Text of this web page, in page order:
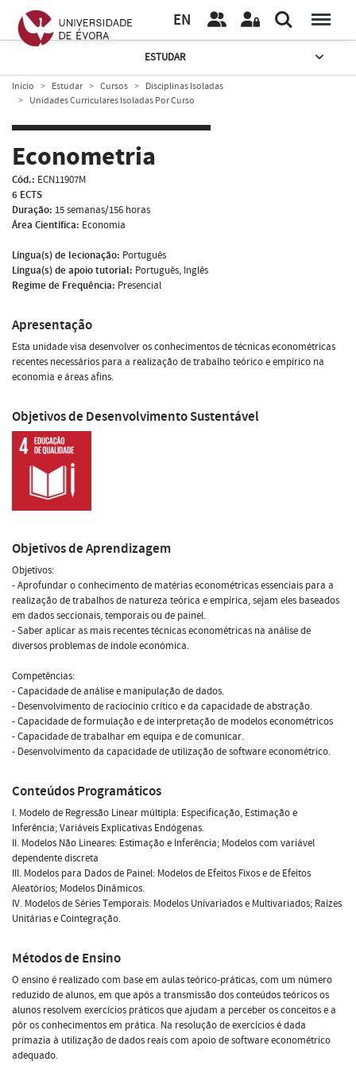
EN
ESTUDAR
Início Estudar Cursos
Disciplinas Isoladas
Unidades Curriculares Isoladas Por Curso
Econometria
Cód.: ECN11907M
6 ECTS
Duração: 15 semanas/156 horas
Área Científica: Economia
Língua(s) de lecionação: Português
Língua(s) de apoio tutorial: Português, Inglês
Regime de Frequência: Presencial
Apresentação
Esta unidade visa desenvolver os conhecimentos de técnicas econométricas
recentes necessários para a realização de trabalho teórico e empírico na
economia e áreas afins.
Objetivos de Desenvolvimento Sustentável
Objetivos de Aprendizagem
Objetivos:
- Aprofundar o conhecimento de matérias econométricas essenciais para a
realização de trabalhos de natureza teórica e empírica, sejam eles baseados
em dados seccionais, temporais ou de painel.
- Saber aplicar as mais recentes técnicas econométricas na análise de
diversos problemas de índole económica.
Competências:
- Capacidade de análise e manipulação de dados.
- Desenvolvimento de raciocínio crítico e da capacidade de abstração.
- Capacidade de formulação e de interpretação de modelos econométricos
- Capacidade de trabalhar em equipa e de comunicar.
- Desenvolvimento da capacidade de utilização de software econométrico.
Conteúdos Programáticos
I. Modelo de Regressão Linear múltipla: Especificação, Estimação e
Inferência; Variáveis Explicativas Endógenas.
II. Modelos Não Lineares: Estimação e Inferência; Modelos com variável
dependente discreta
III. Modelos para Dados de Painel: Modelos de Efeitos Fixos e de Efeitos
Aleatórios; Modelos Dinâmicos.
IV. Modelos de Séries Temporais: Modelos Univariados e Multivariados; Raízes
Unitárias e Cointegração.
Métodos de Ensino
O ensino é realizado com base em aulas teórico-práticas, com um número
reduzido de alunos, em que após a transmissão dos conteúdos teóricos os
alunos resolvem exercícios práticos que ajudam a perceber os conceitos e a
pôr os conhecimentos em prática. Na resolução de exercícios é dada
primazia à utilização de dados reais com apoio de software econométrico
adequado.